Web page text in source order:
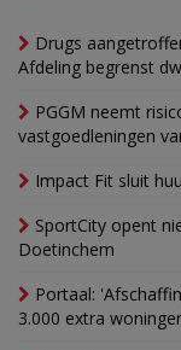
Drugs
Afdeling begrenst
PGGM neemt
vastgoedleningen
Impact Fit sluit
SportCity opent
Doetinchem
Portaal:
3.000 extra